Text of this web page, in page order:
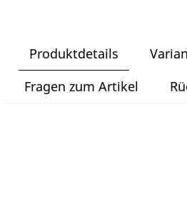
Produktdetails
Fragen zum Artikel